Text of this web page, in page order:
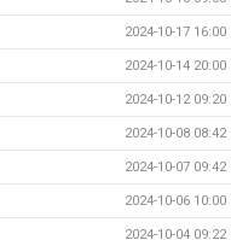
2024-10-17 16:00
2024-10-14 20:00
2024-10-12 09:20
2024-10-08 08:42
2024-10-07 09:42
2024-10-06 10:00
2024-10-04 09:22